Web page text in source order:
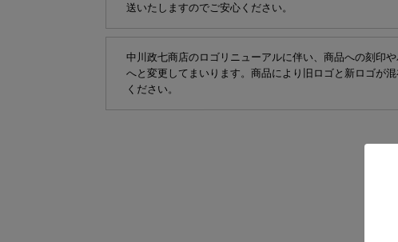
送いたしますのでご安心ください。
中川政七商店のロゴリニューアルに伴い、商品への刻印
へと変更してまいります。商品により旧ロゴと新ロゴが
ください。